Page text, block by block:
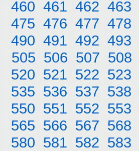
460 461 462 463
475 476 477 478
490 491 492 493
505 506 507 508
520 521 522 523
535 536 537 538
550 551 552 553
565 566 567 568
580 581 582 583